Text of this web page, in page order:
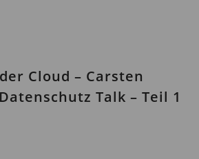
Cloud – Carsten
Talk – Teil 1